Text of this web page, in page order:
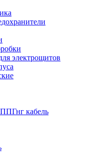
электрощитов
кабель